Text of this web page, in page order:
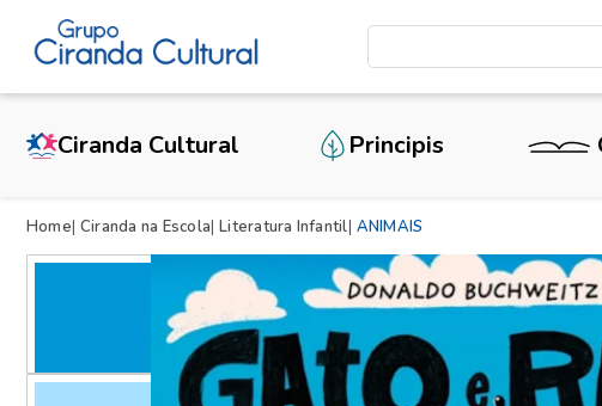
Ciranda Cultural Principis
Home Ciranda na Escola Literatura Infantil ANIMAIS